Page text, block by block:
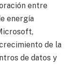
entre
energía
de la
de datos y